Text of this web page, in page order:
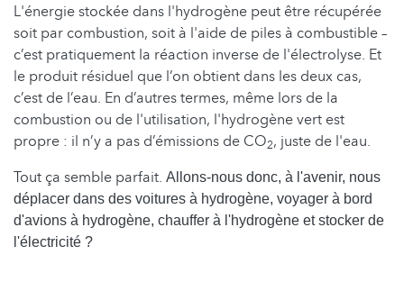
L'énergie stockée dans l'hydrogène peut être récupérée
soit par combustion, soit à l'aide de piles à combustible –
c’est pratiquement la réaction inverse de l'électrolyse. Et
le produit résiduel que l’on obtient dans les deux cas,
c’est de l’eau. En d’autres termes, même lors de la
combustion ou de l'utilisation, l'hydrogène vert est
propre : il n’y a pas d’émissions de CO2, juste de l'eau.
Tout ça semble parfait. Allons-nous donc, à l'avenir, nous
déplacer dans des voitures à hydrogène, voyager à bord
d'avions à hydrogène, chauffer à l'hydrogène et stocker de
l'électricité ?